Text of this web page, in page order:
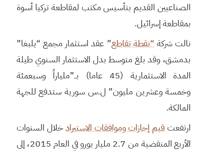
الصناعيين القديم بتأسيس مكتب لمقاطعة تركيا أسوة
بمقاطعة إسرائيل.
نالت شركة“نقطة تقاطع” عقد استثمار مجمع “يلبغا”
بدمشق، وقد بلغ متوسط بدل الاستثمار السنوي طيلة
المدة الاستثمارية (45 عاما) بــ”ملياراً وسبعمئة
وخمسة وعشرين مليون” ل.س سورية ستدفع للجهة
المالكة.
ارتفعتقيم إجازات وموافقات الاستيرادخلال السنوات
الأربع المنقضية من 2.7 مليار يورو في العام 2015، إلى